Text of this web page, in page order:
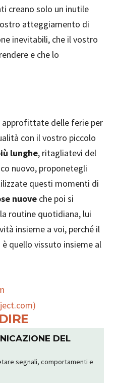
creano solo un inutile
atteggiamento di
inevitabili, che il vostro
e che lo
approfittate delle ferie per
con il vostro piccolo
lunghe, ritagliatevi del
nuovo, proponetegli
questi momenti di
nuove che poi si
routine quotidiana, lui
insieme a voi, perché il
quello vissuto insieme al
DEL
segnali, comportamenti e